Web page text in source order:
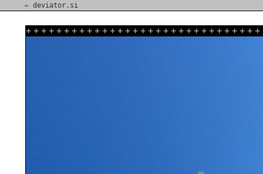
⇐ deviator.si
+ + + + + + + + + + + + + + + + + + + + + + + + + + + + + + +